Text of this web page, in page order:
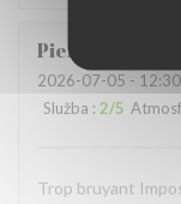
Pierre
2026-07-05 -
Služba : 2/5
Trop bruyant